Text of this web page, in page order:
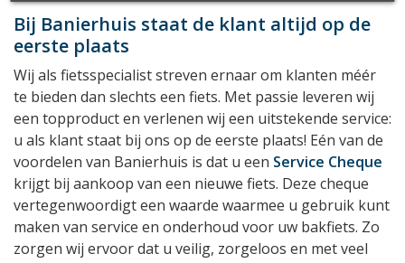
Bij Banierhuis staat de klant altijd op de
eerste plaats
Wij als fietsspecialist streven ernaar om klanten méér
te bieden dan slechts een fiets. Met passie leveren wij
een topproduct en verlenen wij een uitstekende service:
u als klant staat bij ons op de eerste plaats! Eén van de
voordelen van Banierhuis is dat u een Service Cheque
krijgt bij aankoop van een nieuwe fiets. Deze cheque
vertegenwoordigt een waarde waarmee u gebruik kunt
maken van service en onderhoud voor uw bakfiets. Zo
zorgen wij ervoor dat u veilig, zorgeloos en met veel